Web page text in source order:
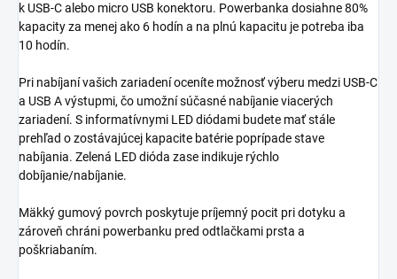
k USB-C alebo micro USB konektoru. Powerbanka dosiahne 80%
kapacity za menej ako 6 hodín a na plnú kapacitu je potreba iba
10 hodín.
Pri nabíjaní vašich zariadení oceníte možnosť výberu medzi USB-C
a USB A výstupmi, čo umožní súčasné nabíjanie viacerých
zariadení. S informatívnymi LED diódami budete mať stále
prehľad o zostávajúcej kapacite batérie poprípade stave
nabíjania. Zelená LED dióda zase indikuje rýchlo
dobíjanie/nabíjanie.
Mäkký gumový povrch poskytuje príjemný pocit pri dotyku a
zároveň chráni powerbanku pred odtlačkami prsta a
poškriabaním.